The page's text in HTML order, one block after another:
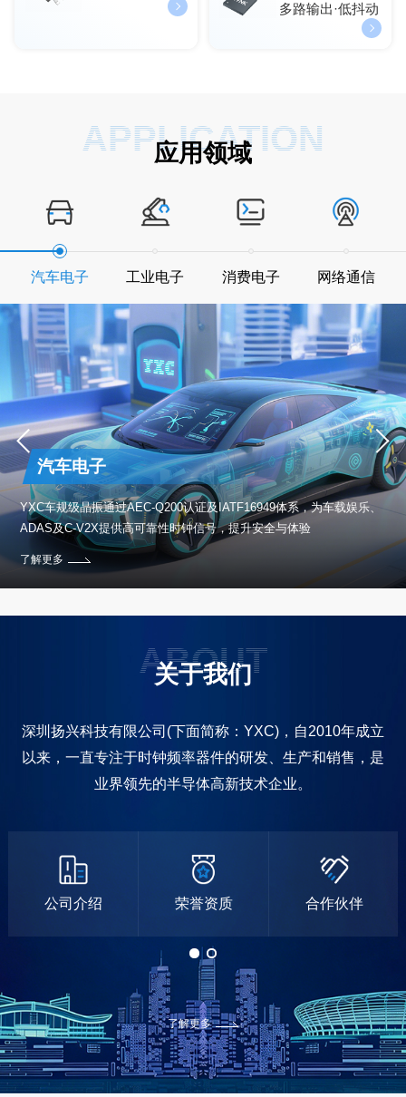
多路输出·低抖动
APPLICATION
应用领域
汽车电子 工业电子 消费电子 网络通信
汽车电子
YXC车规级晶振通过AEC-Q200认证及IATF16949体系，为车载娱乐、
ADAS及C-V2X提供高可靠性时钟信号，提升安全与体验
了解更多
ABOUT
关于我们
深圳扬兴科技有限公司(下面简称：YXC)，自2010年成立
以来，一直专注于时钟频率器件的研发、生产和销售，是
业界领先的半导体高新技术企业。
公司介绍 荣誉资质 合作伙伴
了解更多